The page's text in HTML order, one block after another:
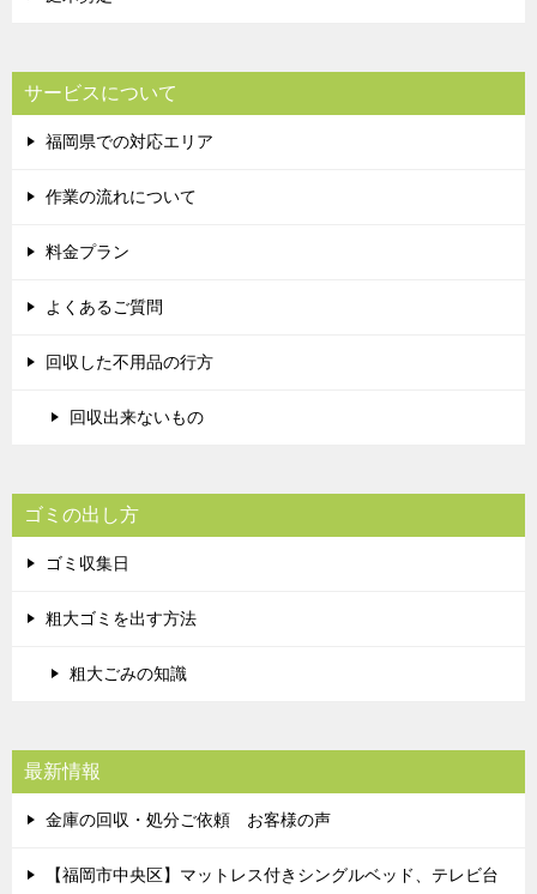
サービスについて
福岡県での対応エリア
作業の流れについて
料金プラン
よくあるご質問
回収した不用品の行方
回収出来ないもの
ゴミの出し方
ゴミ収集日
粗大ゴミを出す方法
粗大ごみの知識
最新情報
金庫の回収・処分ご依頼 お客様の声
【福岡市中央区】マットレス付きシングルベッド、テレビ台